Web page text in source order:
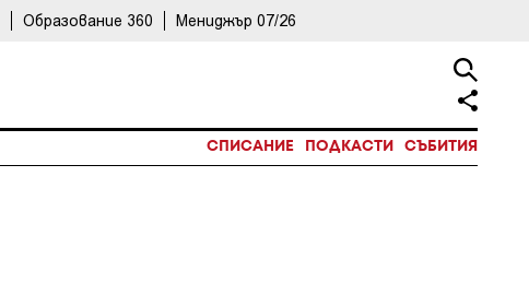
Образование 360 Мениджър 07/26
СПИСАНИЕ ПОДКАСТИ СЪБИТИЯ